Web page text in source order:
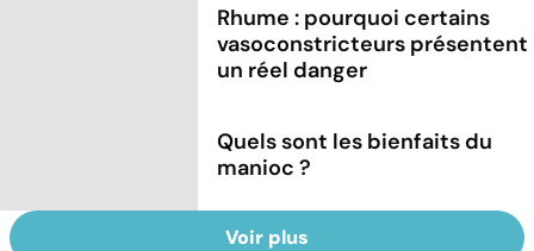
Rhume : pourquoi certains
vasoconstricteurs présentent
un réel danger
Quels sont les bienfaits du
manioc ?
Voir plus